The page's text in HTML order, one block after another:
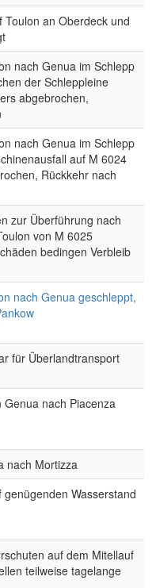
Toulon an Oberdeck und
nach Genua im Schlepp
der Schleppleine
abgebrochen,
nach Genua im Schlepp
auf M 6024
Rückkehr nach
zur Überführung nach
von M 6025
bedingen Verbleib
nach Genua geschleppt,
für Überlandtransport
nach Piacenza
nach Mortizza
Wasserstand
auf dem Mitellauf
teilweise tagelange